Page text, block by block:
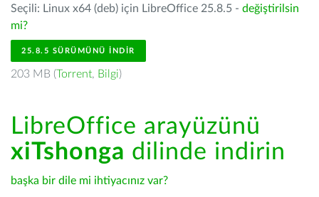
Seçili: Linux x64 (deb) için LibreOffice 25.8.5 - değiştirilsin
mi?
25.8.5 SÜRÜMÜNÜ İNDIR
203 MB (Torrent, Bilgi)
LibreOffice arayüzünü
xiTshonga dilinde indirin
başka bir dile mi ihtiyacınız var?